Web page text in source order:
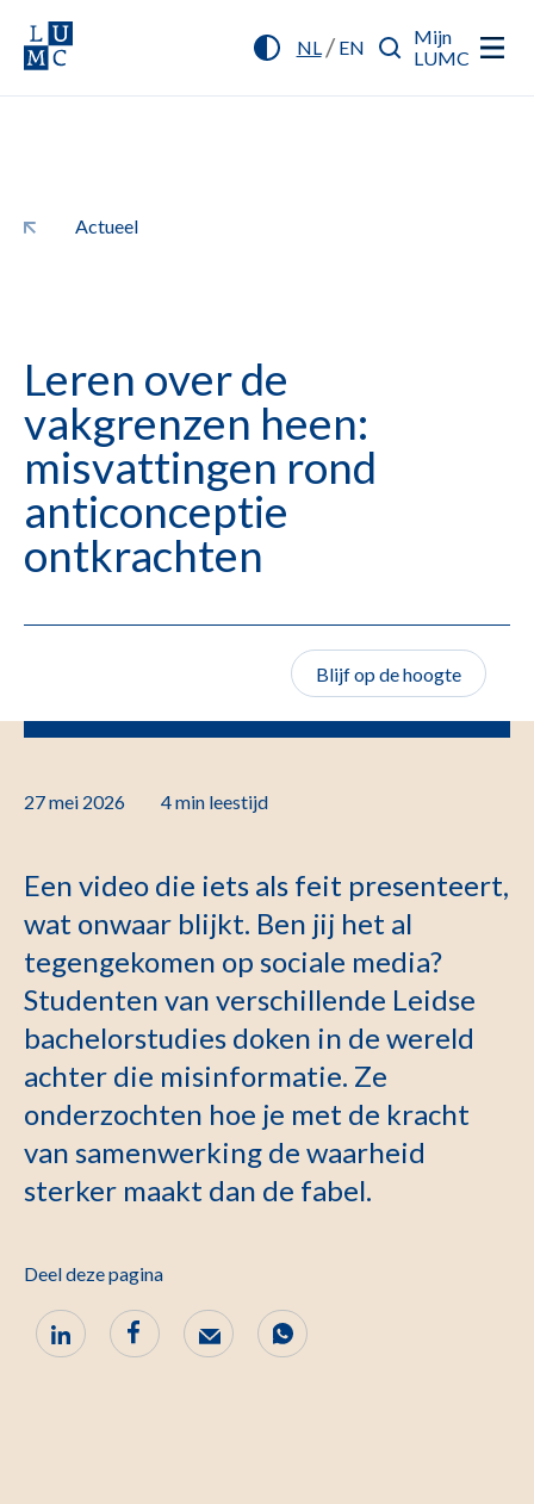
NL/ EN
Mijn
LUMC
Actueel
Leren over de
vakgrenzen heen:
misvattingen rond
anticonceptie
ontkrachten
Blijf op de hoogte
27 mei 2026 4 min leestijd
Een video die iets als feit presenteert,
wat onwaar blijkt. Ben jij het al
tegengekomen op sociale media?
Studenten van verschillende Leidse
bachelorstudies doken in de wereld
achter die misinformatie. Ze
onderzochten hoe je met de kracht
van samenwerking de waarheid
sterker maakt dan de fabel.
Deel deze pagina